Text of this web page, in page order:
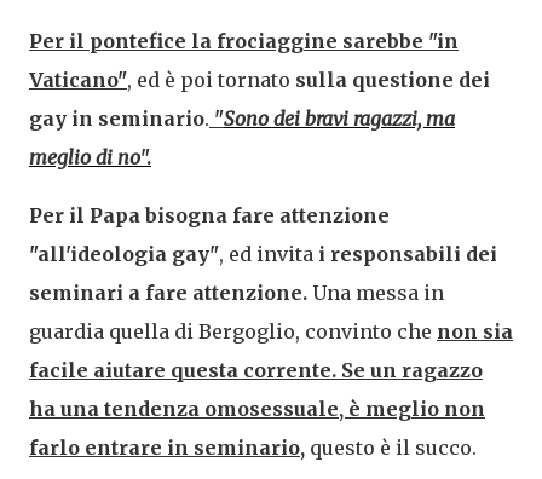
Per il pontefice la frociaggine sarebbe "in
Vaticano", ed è poi tornato sulla questione dei
gay in seminario. "Sono dei bravi ragazzi, ma
meglio di no".
Per il Papa bisogna fare attenzione
"all'ideologia gay", ed invita i responsabili dei
seminari a fare attenzione. Una messa in
guardia quella di Bergoglio, convinto che non sia
facile aiutare questa corrente. Se un ragazzo
ha una tendenza omosessuale, è meglio non
farlo entrare in seminario, questo è il succo.